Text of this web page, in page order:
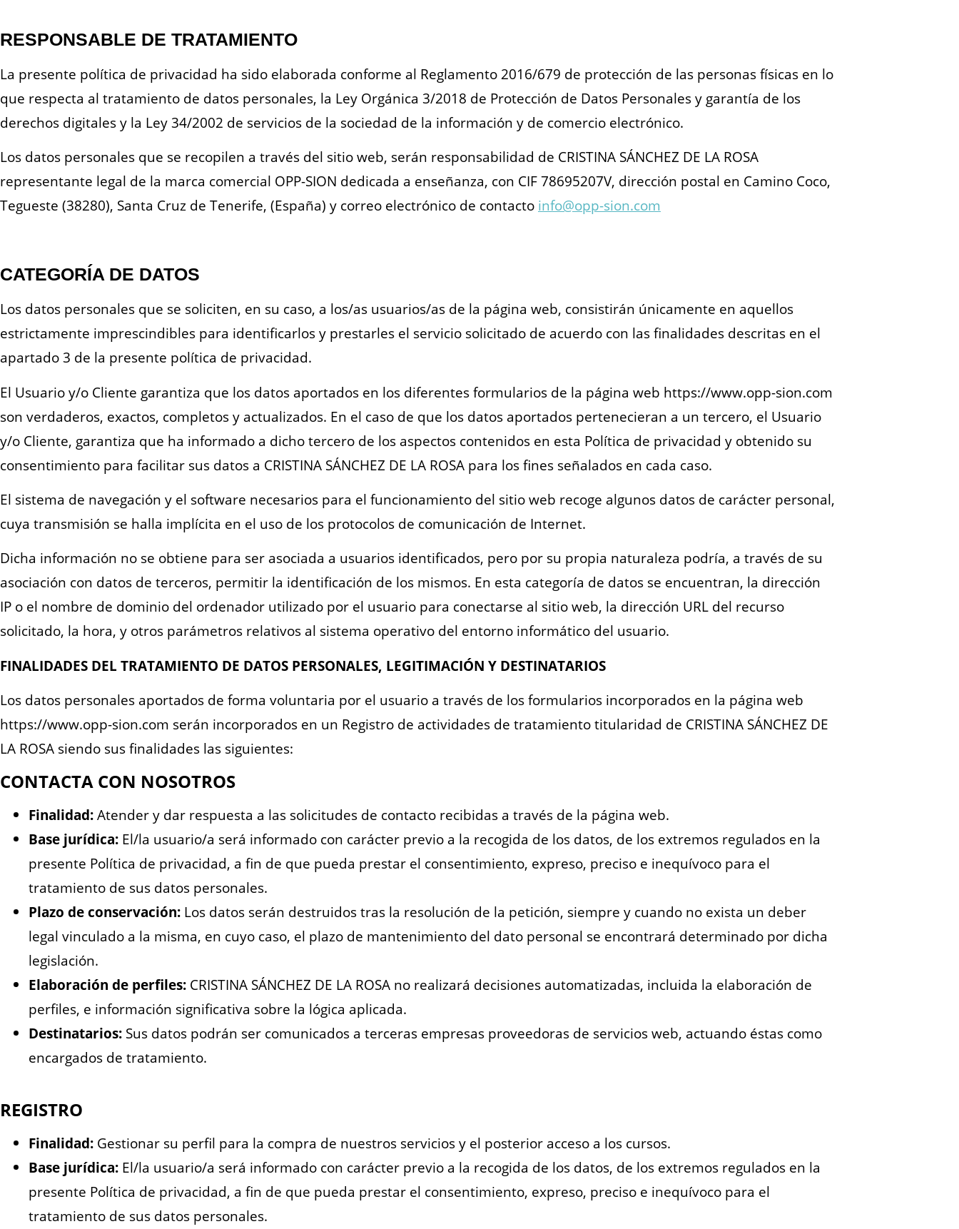
RESPONSABLE DE TRATAMIENTO
La presente política de privacidad ha sido elaborada conforme al Reglamento 2016/679 de protección de las personas físicas en lo
que respecta al tratamiento de datos personales, la Ley Orgánica 3/2018 de Protección de Datos Personales y garantía de los
derechos digitales y la Ley 34/2002 de servicios de la sociedad de la información y de comercio electrónico.
Los datos personales que se recopilen a través del sitio web, serán responsabilidad de CRISTINA SÁNCHEZ DE LA ROSA
representante legal de la marca comercial OPP-SION dedicada a enseñanza, con CIF 78695207V, dirección postal en Camino Coco,
Tegueste (38280), Santa Cruz de Tenerife, (España) y correo electrónico de contacto info@opp-sion.com
CATEGORÍA DE DATOS
Los datos personales que se soliciten, en su caso, a los/as usuarios/as de la página web, consistirán únicamente en aquellos
estrictamente imprescindibles para identificarlos y prestarles el servicio solicitado de acuerdo con las finalidades descritas en el
apartado 3 de la presente política de privacidad.
El Usuario y/o Cliente garantiza que los datos aportados en los diferentes formularios de la página web https://www.opp-sion.com
son verdaderos, exactos, completos y actualizados. En el caso de que los datos aportados pertenecieran a un tercero, el Usuario
y/o Cliente, garantiza que ha informado a dicho tercero de los aspectos contenidos en esta Política de privacidad y obtenido su
consentimiento para facilitar sus datos a CRISTINA SÁNCHEZ DE LA ROSA para los fines señalados en cada caso.
El sistema de navegación y el software necesarios para el funcionamiento del sitio web recoge algunos datos de carácter personal,
cuya transmisión se halla implícita en el uso de los protocolos de comunicación de Internet.
Dicha información no se obtiene para ser asociada a usuarios identificados, pero por su propia naturaleza podría, a través de su
asociación con datos de terceros, permitir la identificación de los mismos. En esta categoría de datos se encuentran, la dirección
IP o el nombre de dominio del ordenador utilizado por el usuario para conectarse al sitio web, la dirección URL del recurso
solicitado, la hora, y otros parámetros relativos al sistema operativo del entorno informático del usuario.
FINALIDADES DEL TRATAMIENTO DE DATOS PERSONALES, LEGITIMACIÓN Y DESTINATARIOS
Los datos personales aportados de forma voluntaria por el usuario a través de los formularios incorporados en la página web
https://www.opp-sion.com serán incorporados en un Registro de actividades de tratamiento titularidad de CRISTINA SÁNCHEZ DE
LA ROSA siendo sus finalidades las siguientes:
CONTACTA CON NOSOTROS
Finalidad:Atender y dar respuesta a las solicitudes de contacto recibidas a través de la página web.
Base jurídica: El/la usuario/a será informado con carácter previo a la recogida de los datos, de los extremos regulados en la
presente Política de privacidad, a fin de que pueda prestar el consentimiento, expreso, preciso e inequívoco para el
tratamiento de sus datos personales.
Plazo de conservación: Los datos serán destruidos tras la resolución de la petición, siempre y cuando no exista un deber
legal vinculado a la misma, en cuyo caso, el plazo de mantenimiento del dato personal se encontrará determinado por dicha
legislación.
Elaboración de perfiles: CRISTINA SÁNCHEZ DE LA ROSA no realizará decisiones automatizadas, incluida la elaboración de
perfiles, e información significativa sobre la lógica aplicada.
Destinatarios: Sus datos podrán ser comunicados a terceras empresas proveedoras de servicios web, actuando éstas como
encargados de tratamiento.
REGISTRO
Finalidad: Gestionar su perfil para la compra de nuestros servicios y el posterior acceso a los cursos.
Base jurídica: El/la usuario/a será informado con carácter previo a la recogida de los datos, de los extremos regulados en la
presente Política de privacidad, a fin de que pueda prestar el consentimiento, expreso, preciso e inequívoco para el
tratamiento de sus datos personales.